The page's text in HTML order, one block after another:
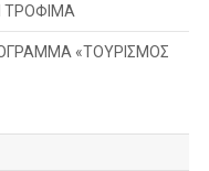
ΤΡΟΦΙΜΑ
«ΤΟΥΡΙΣΜΟΣ